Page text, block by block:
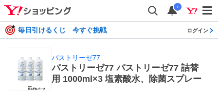
i
毎日引けるくじ 今すぐ挑戦 ログイン
パストリーゼ77
パストリーゼ77 パストリーゼ77 詰替
用 1000ml×3 塩素酸水、除菌スプレー